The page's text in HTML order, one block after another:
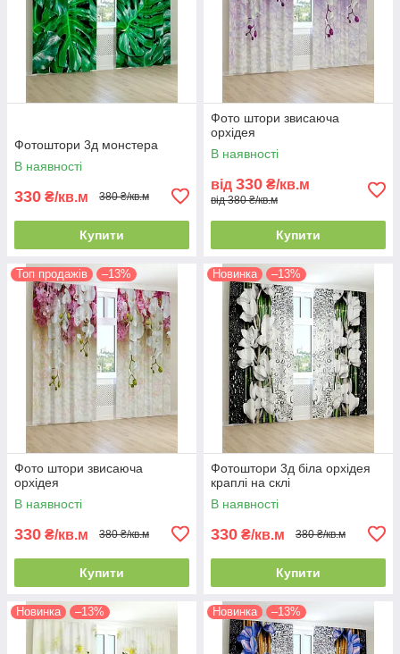
Фотоштори 3д монстера
В наявності
330 ₴/кв.м 380 ₴/кв.м
Купити
Фото штори звисаюча
орхідея
В наявності
від 330 ₴/кв.м
від 380 ₴/кв.м
Купити
Топ продажів –13%
Фото штори звисаюча
орхідея
В наявності
330 ₴/кв.м 380 ₴/кв.м
Купити
Новинка –13%
Фотоштори 3д біла орхідея
краплі на склі
В наявності
330 ₴/кв.м 380 ₴/кв.м
Купити
Новинка –13% Новинка –13%